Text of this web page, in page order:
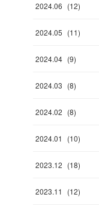
2024.06 (12)
2024.05 (11)
2024.04 (9)
2024.03 (8)
2024.02 (8)
2024.01 (10)
2023.12 (18)
2023.11 (12)